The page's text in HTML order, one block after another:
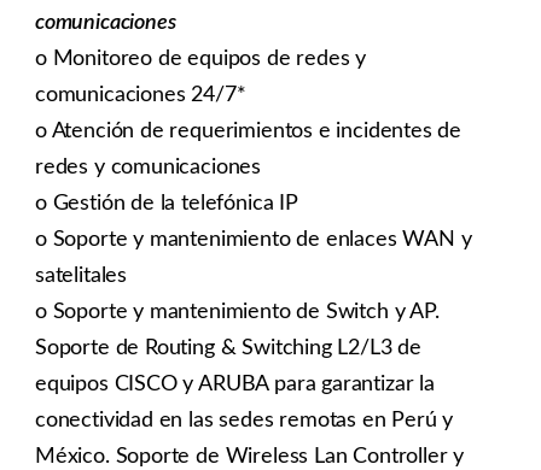
comunicaciones
o Monitoreo de equipos de redes y
comunicaciones 24/7*
o Atención de requerimientos e incidentes de
redes y comunicaciones
o Gestión de la telefónica IP
o Soporte y mantenimiento de enlaces WAN y
satelitales
o Soporte y mantenimiento de Switch y AP.
Soporte de Routing & Switching L2/L3 de
equipos CISCO y ARUBA para garantizar la
conectividad en las sedes remotas en Perú y
México. Soporte de Wireless Lan Controller y